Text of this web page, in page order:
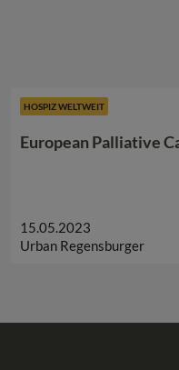
HOSPIZ WELTWEIT
European Palliative
15.05.2023
Urban Regensburger